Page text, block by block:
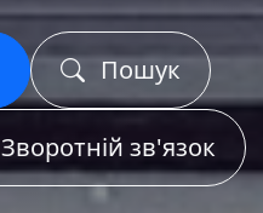
Пошук
Зворотній зв'язок